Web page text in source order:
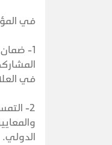
في
1-
في
2-
الدولي.